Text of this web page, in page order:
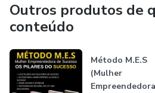
Outros produtos de
conteúdo
Método M.E.S
(Mulher